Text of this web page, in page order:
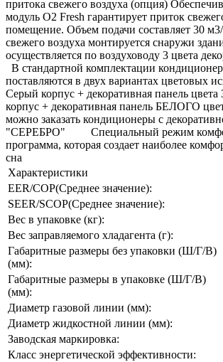
притока свежего воздуха (опция)
модуль O2 Fresh гарантирует приток
помещение. Объем подачи составляет 30
свежего воздуха монтируется снаружи
осуществляется по воздуховоду 3 цвета
В стандартной комплектации
поставляются в двух вариантах цветовых
Серый корпус + декоративная панель
корпус + декоративная панель БЕЛОГО
можно заказать кондиционеры с
"СЕРЕБРО" Специальный режим
программа, которая создает наиболее
сна
Характеристики
EER/COP(Среднее значение):
SEER/SCOP(Среднее значение):
Вес в упаковке (кг):
Вес заправляемого хладагента (г):
Габаритные размеры без упаковки (Ш/Г/В)
(мм):
Габаритные размеры в упаковке (Ш/Г/В)
(мм):
Диаметр газовой линии (мм):
Диаметр жидкостной линии (мм):
Заводская маркировка:
Класс энергетической эффективности: